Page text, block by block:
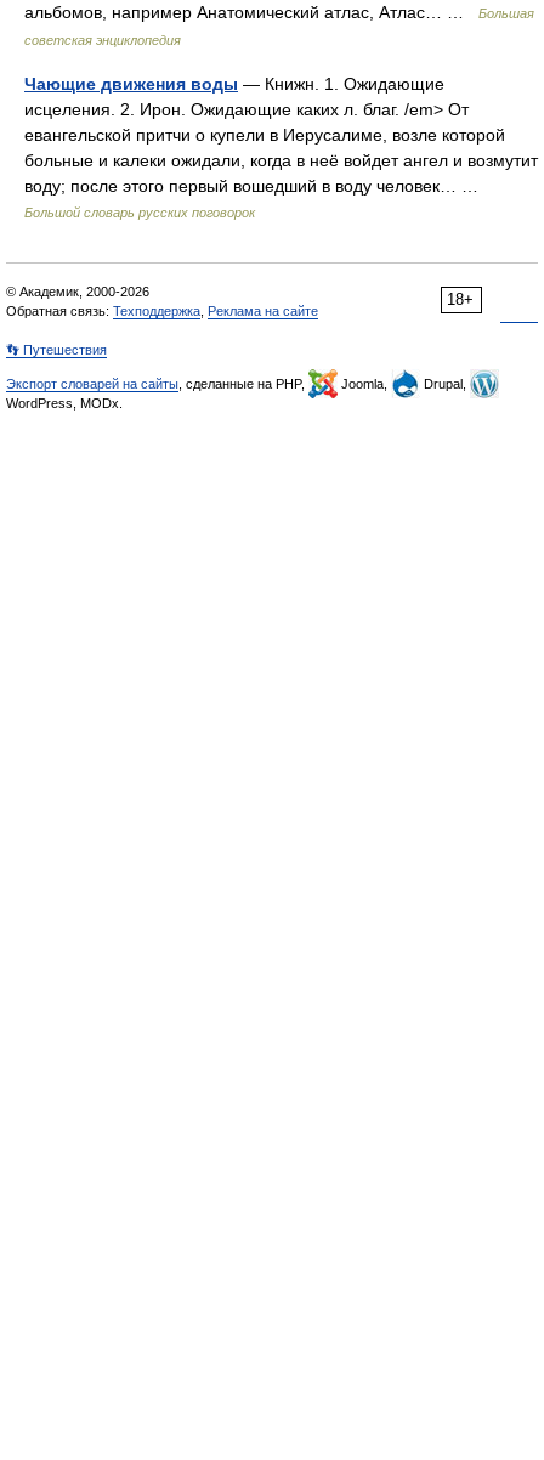
альбомов, например Анатомический атлас, Атлас… …
Большая
советская энциклопедия
Чающие движения воды — Книжн. 1. Ожидающие
исцеления. 2. Ирон. Ожидающие каких л. благ. /em> От
евангельской притчи о купели в Иерусалиме, возле которой
больные и калеки ожидали, когда в неё войдет ангел и возмутит
воду; после этого первый вошедший в воду человек… …
Большой словарь русских поговорок
18+
© Академик, 2000-2026
Обратная связь: Техподдержка Реклама на сайте
👣 Путешествия
Экспорт словарей на сайты , сделанные на PHP, Joomla,
Drupal,
WordPress, MODx.